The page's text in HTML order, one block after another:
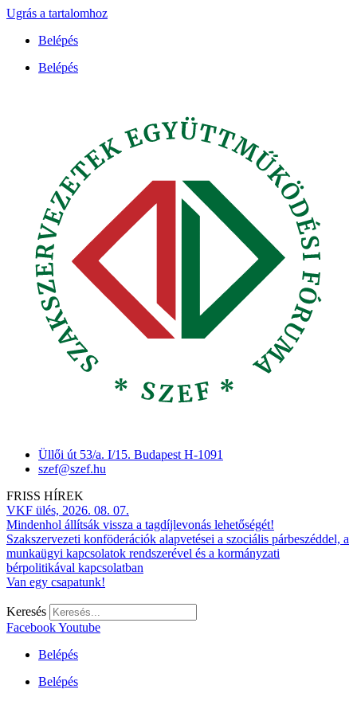
Ugrás a tartalomhoz
Belépés
Belépés
Üllői út 53/a. I/15. Budapest H-1091
szef@szef.hu
FRISS HÍREK
VKF ülés, 2026. 08. 07.
Mindenhol állítsák vissza a tagdíjlevonás lehetőségét!
Szakszervezeti konföderációk alapvetései a szociális párbeszéddel, a
munkaügyi kapcsolatok rendszerével és a kormányzati
bérpolitikával kapcsolatban
Van egy csapatunk!
Keresés
FacebookYoutube
Belépés
Belépés